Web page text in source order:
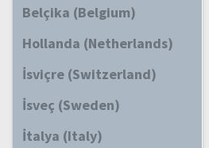
Belçika (Belgium)
Hollanda (Netherlands)
İsviçre (Switzerland)
İsveç (Sweden)
İtalya (Italy)